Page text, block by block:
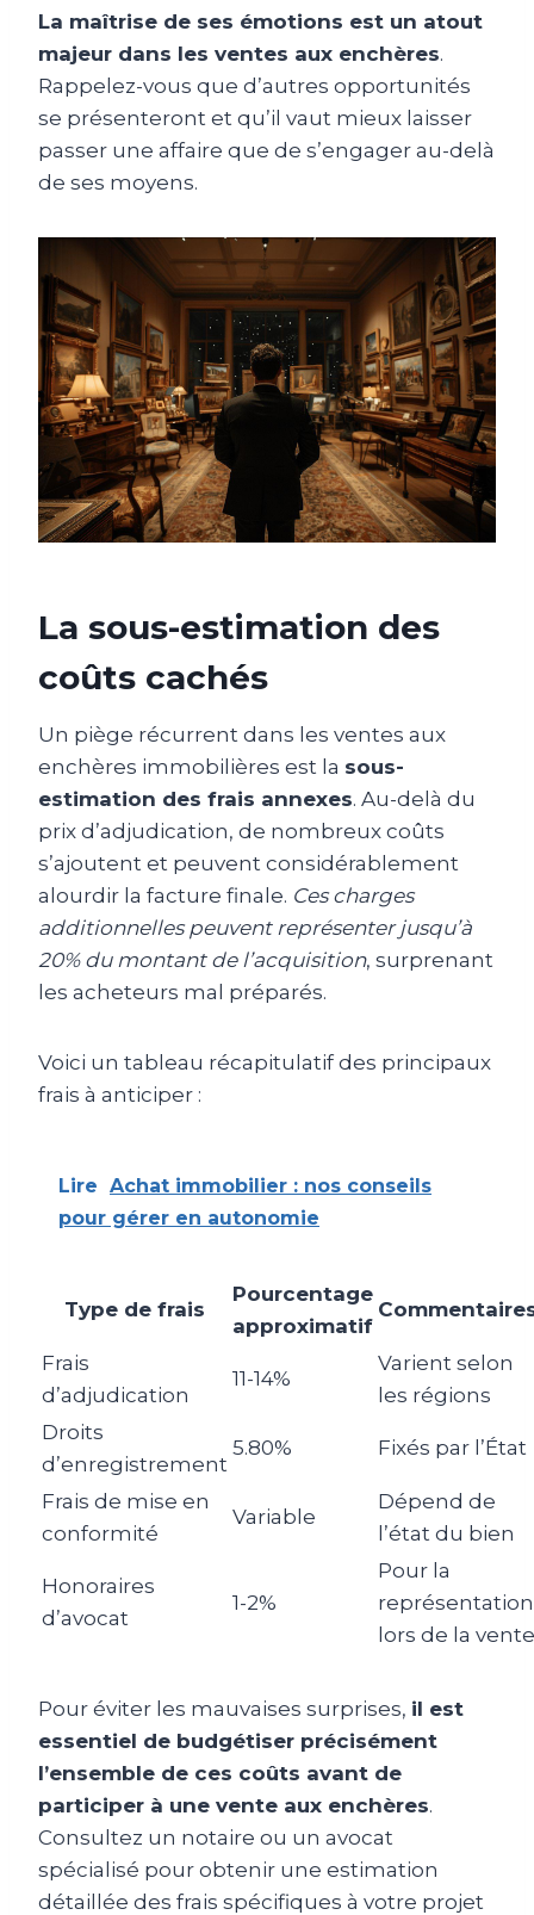
La maîtrise de ses émotions est un atout
majeur dans les ventes aux enchères.
Rappelez-vous que d’autres opportunités
se présenteront et qu’il vaut mieux laisser
passer une affaire que de s’engager au-delà
de ses moyens.
La sous-estimation des
coûts cachés
Un piège récurrent dans les ventes aux
enchères immobilières est la sous-
estimation des frais annexes. Au-delà du
prix d’adjudication, de nombreux coûts
s’ajoutent et peuvent considérablement
alourdir la facture finale. Ces charges
additionnelles peuvent représenter jusqu’à
20% du montant de l’acquisition, surprenant
les acheteurs mal préparés.
Voici un tableau récapitulatif des principaux
frais à anticiper :
Lire Achat immobilier : nos conseils
pour gérer en autonomie
Type de frais
Pourcentage
approximatif
Frais
d’adjudication
11-14%
Varient selon
les régions
Droits
d’enregistrement
5.80% Fixés par l’État
Frais de mise en
conformité
Variable
Dépend de
l’état du bien
Honoraires
d’avocat
1-2%
Pour la
représentation
lors de la vente
Pour éviter les mauvaises surprises, il est
essentiel de budgétiser précisément
l’ensemble de ces coûts avant de
participer à une vente aux enchères.
Consultez un notaire ou un avocat
spécialisé pour obtenir une estimation
détaillée des frais spécifiques à votre projet